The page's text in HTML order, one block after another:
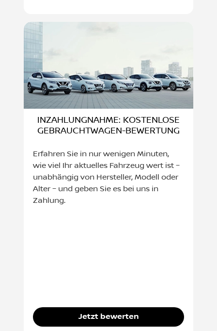
INZAHLUNGNAHME: KOSTENLOSE
GEBRAUCHTWAGEN-BEWERTUNG
Erfahren Sie in nur wenigen Minuten,
wie viel Ihr aktuelles Fahrzeug wert ist –
unabhängig von Hersteller, Modell oder
Alter – und geben Sie es bei uns in
Zahlung.
Jetzt bewerten